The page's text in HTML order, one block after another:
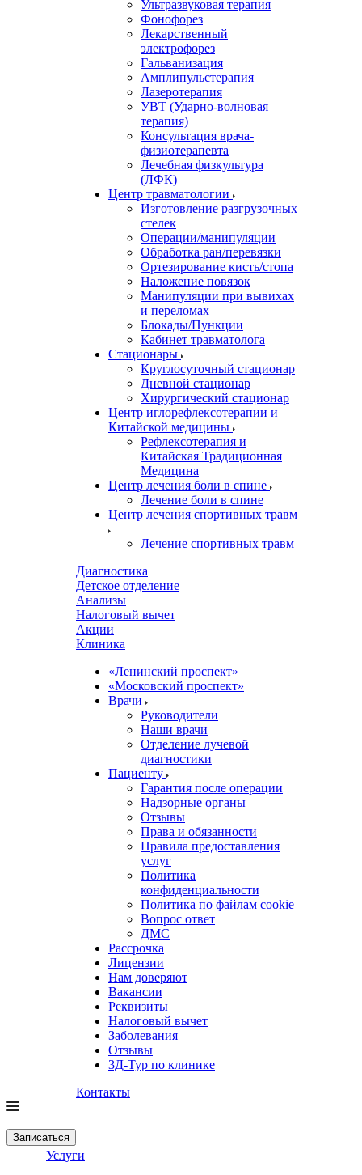
Ультразвуковая терапия
Фонофорез
Лекарственный
электрофорез
Гальванизация
Амплипульстерапия
Лазеротерапия
УВТ (Ударно-волновая
терапия)
Консультация врача-
физиотерапевта
Лечебная физкультура
(ЛФК)
Центр травматологии
Изготовление разгрузочных
стелек
Операции/манипуляции
Обработка ран/перевязки
Ортезирование кисть/стопа
Наложение повязок
Манипуляции при вывихах
и переломах
Блокады/Пункции
Кабинет травматолога
Стационары
Круглосуточный стационар
Дневной стационар
Хирургический стационар
Центр иглорефлексотерапии и
Китайской медицины
Рефлексотерапия и
Китайская Традиционная
Медицина
Центр лечения боли в спине
Лечение боли в спине
Центр лечения спортивных травм
Лечение спортивных травм
Диагностика
Детское отделение
Анализы
Налоговый вычет
Акции
Клиника
«Ленинский проспект»
«Московский проспект»
Врачи
Руководители
Наши врачи
Отделение лучевой
диагностики
Пациенту
Гарантия после операции
Надзорные органы
Отзывы
Права и обязанности
Правила предоставления
услуг
Политика
конфиденциальности
Политика по файлам cookie
Вопрос ответ
ДМС
Рассрочка
Лицензии
Нам доверяют
Вакансии
Реквизиты
Налоговый вычет
Заболевания
Отзывы
3Д-Тур по клинике
Контакты
Записаться
Услуги